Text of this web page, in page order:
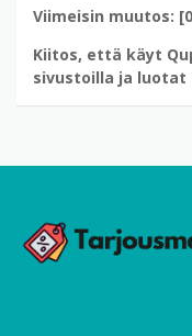
Viimeisin muutos:
Kiitos, että käyt
sivustoilla ja luotat